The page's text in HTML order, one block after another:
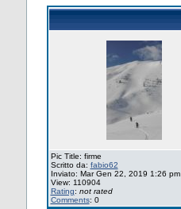
Pic Title: firme
Scritto da: fabio62
Inviato: Mar Gen 22, 2019 1:26 pm
View: 110904
Rating: not rated
Comments: 0